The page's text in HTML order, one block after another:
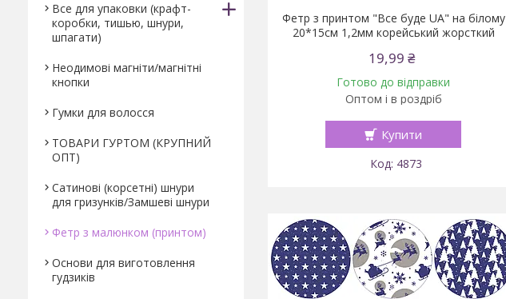
Фетр з принтом "Все буде UA" на білому
20*15см 1,2мм корейський жорсткий
19,99 ₴
Готово до відправки
Оптом і в роздріб
Купити
4873
Все для упаковки (крафт-
коробки, тишью, шнури,
шпагати)
Неодимові магніти/магнітні
кнопки
Гумки для волосся
ТОВАРИ ГУРТОМ (КРУПНИЙ
ОПТ)
Сатинові (корсетні) шнури
для гризунків/Замшеві шнури
Фетр з малюнком (принтом)
Основи для виготовлення
гудзиків